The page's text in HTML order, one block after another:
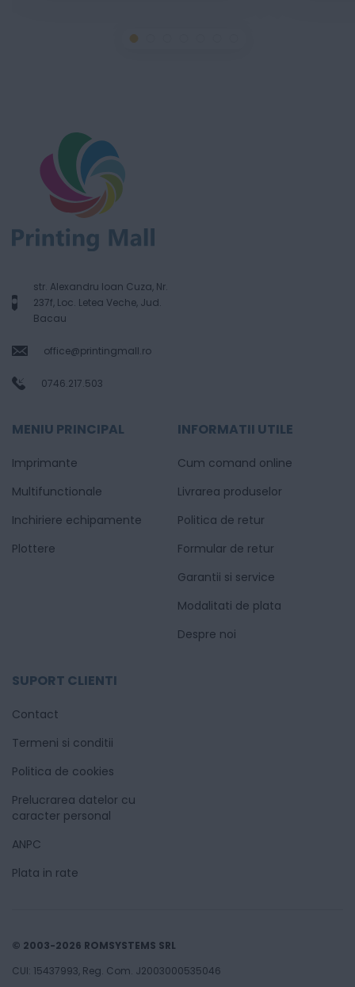
str. Alexandru Ioan Cuza, Nr.
237f, Loc. Letea Veche, Jud.
Bacau
office@printingmall.ro
0746.217.503
MENIU PRINCIPAL
Imprimante
Multifunctionale
Inchiriere echipamente
Plottere
INFORMATII UTILE
Cum comand online
Livrarea produselor
Politica de retur
Formular de retur
Garantii si service
Modalitati de plata
Despre noi
SUPORT CLIENTI
Contact
Termeni si conditii
Politica de cookies
Prelucrarea datelor cu
caracter personal
ANPC
Plata in rate
© 2003-2026 ROMSYSTEMS SRL
CUI: 15437993, Reg. Com. J2003000535046